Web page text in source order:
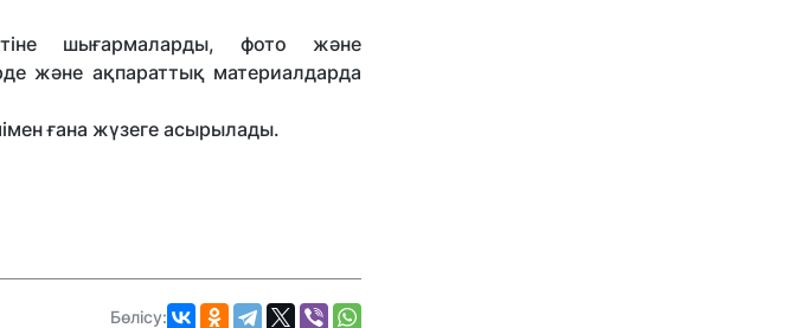
шығармаларды, фото және
және ақпараттық материалдарда
ғана жүзеге асырылады.
Бөлісу: